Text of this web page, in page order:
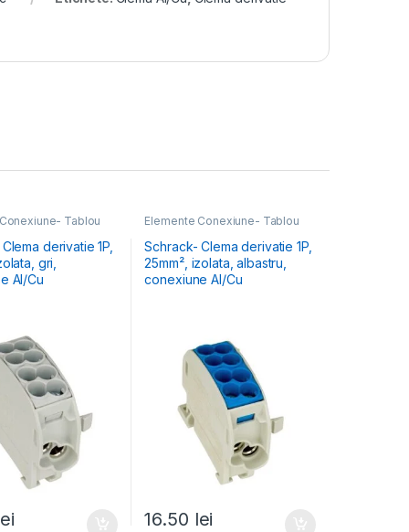
Tablou
derivatie 1P,
gri,
Al/Cu
Elemente Conexiune- Tablou
Schrack- Clema derivatie 1P,
25mm², izolata, albastru,
conexiune Al/Cu
16.50 lei